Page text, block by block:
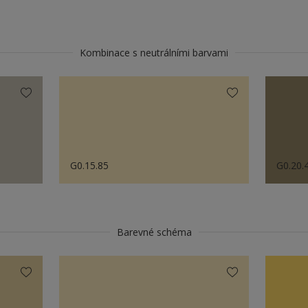
Kombinace s neutrálními barvami
G0.15.85
Barevné schéma